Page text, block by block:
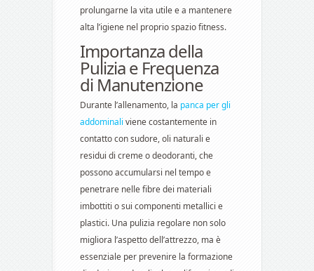
prolungarne la vita utile e a mantenere
alta l’igiene nel proprio spazio fitness.
Importanza della
Pulizia e Frequenza
di Manutenzione
Durante l’allenamento, la panca per gli
addominaliviene costantemente in
contatto con sudore, oli naturali e
residui di creme o deodoranti, che
possono accumularsi nel tempo e
penetrare nelle fibre dei materiali
imbottiti o sui componenti metallici e
plastici. Una pulizia regolare non solo
migliora l’aspetto dell’attrezzo, ma è
essenziale per prevenire la formazione